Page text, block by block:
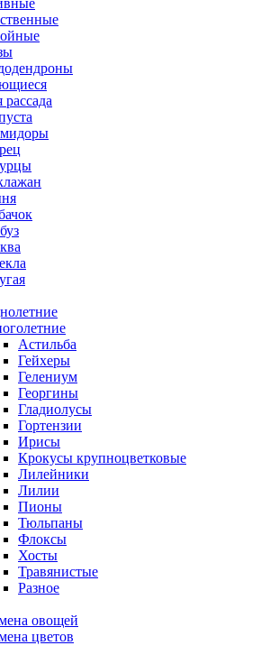
Астильба
Гейхеры
Гелениум
Георгины
Гладиолусы
Гортензии
Ирисы
Крокусы крупноцветковые
Лилейники
Лилии
Пионы
Тюльпаны
Флоксы
Хосты
Травянистые
Разное
овощей
цветов